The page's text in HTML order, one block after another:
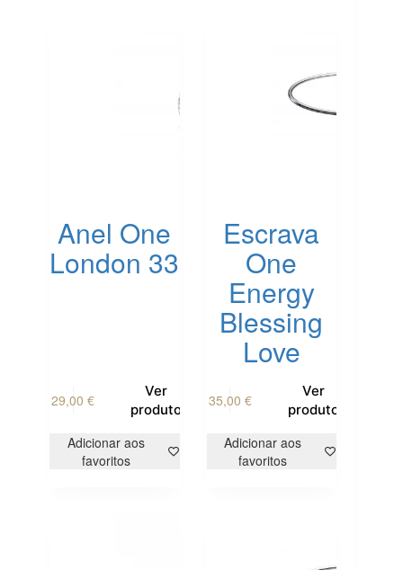
Anel One
London 33
29,00€
Ver
produto
product
multiple
variants.
Adicionar aos
favoritos
Escrava
One
Energy
Blessing
Love
35,00 €
Ver
produto
Adicionar aos
favoritos